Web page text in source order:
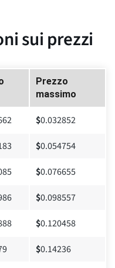
sui prezzi
Prezzo
massimo
$0.032852
$0.054754
$0.076655
$0.098557
$0.120458
$0.14236